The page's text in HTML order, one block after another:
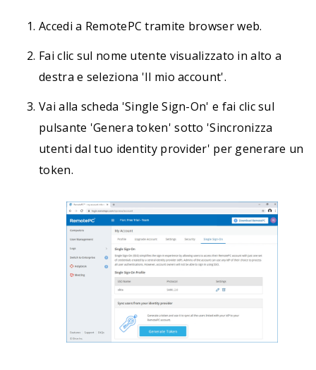
Accedi a RemotePC tramite browser web.
Fai clic sul nome utente visualizzato in alto a
destra e seleziona 'Il mio account'.
Vai alla scheda 'Single Sign-On' e fai clic sul
pulsante 'Genera token' sotto 'Sincronizza
utenti dal tuo identity provider' per generare un
token.